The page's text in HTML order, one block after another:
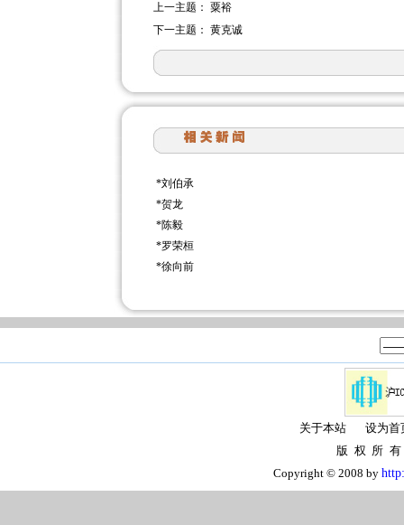
上一主题： 粟裕
下一主题： 黄克诚
*刘伯承
*贺龙
*陈毅
*罗荣桓
*徐向前